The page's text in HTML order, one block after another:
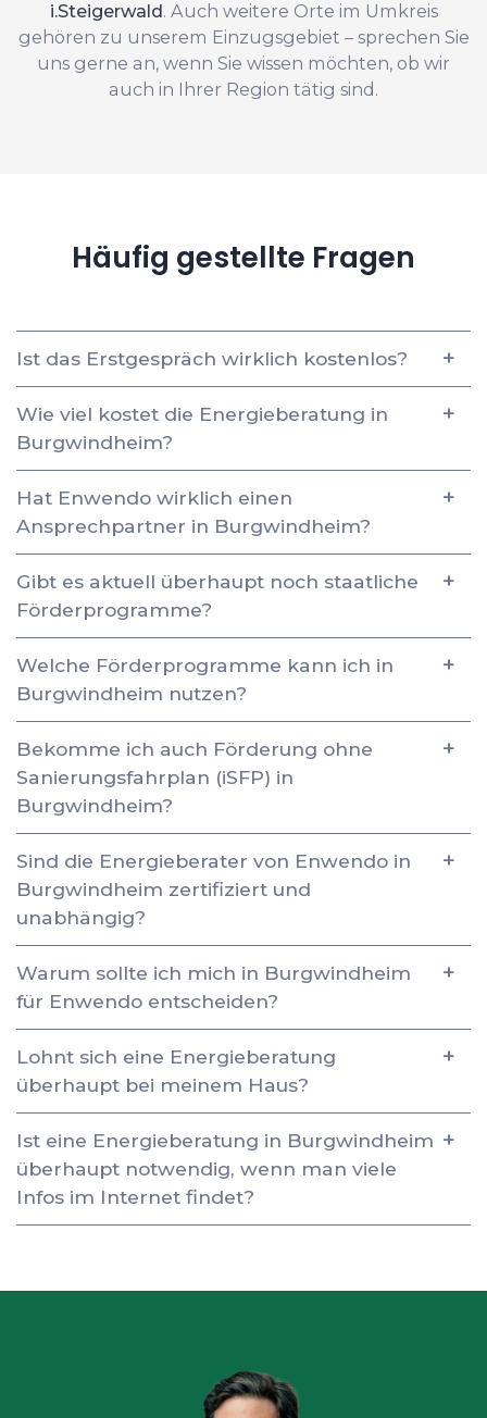
i.Steigerwald. Auch weitere Orte im Umkreis
gehören zu unserem Einzugsgebiet – sprechen Sie
uns gerne an, wenn Sie wissen möchten, ob wir
auch in Ihrer Region tätig sind.
Häufig gestellte Fragen
Ist das Erstgespräch wirklich kostenlos?
Wie viel kostet die Energieberatung in
Burgwindheim?
Hat Enwendo wirklich einen
Ansprechpartner in Burgwindheim?
Gibt es aktuell überhaupt noch staatliche
Förderprogramme?
Welche Förderprogramme kann ich in
Burgwindheim nutzen?
Bekomme ich auch Förderung ohne
Sanierungsfahrplan (iSFP) in
Burgwindheim?
Sind die Energieberater von Enwendo in
Burgwindheim zertifiziert und
unabhängig?
Warum sollte ich mich in Burgwindheim
für Enwendo entscheiden?
Lohnt sich eine Energieberatung
überhaupt bei meinem Haus?
Ist eine Energieberatung in Burgwindheim
überhaupt notwendig, wenn man viele
Infos im Internet findet?